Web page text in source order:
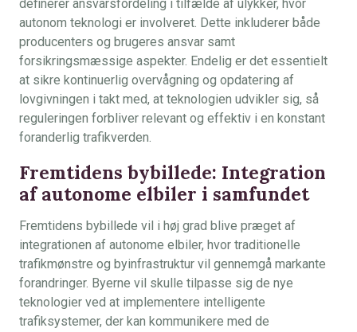
definerer ansvarsfordeling i tilfælde af ulykker, hvor
autonom teknologi er involveret. Dette inkluderer både
producenters og brugeres ansvar samt
forsikringsmæssige aspekter. Endelig er det essentielt
at sikre kontinuerlig overvågning og opdatering af
lovgivningen i takt med, at teknologien udvikler sig, så
reguleringen forbliver relevant og effektiv i en konstant
foranderlig trafikverden.
Fremtidens bybillede: Integration
af autonome elbiler i samfundet
Fremtidens bybillede vil i høj grad blive præget af
integrationen af autonome elbiler, hvor traditionelle
trafikmønstre og byinfrastruktur vil gennemgå markante
forandringer. Byerne vil skulle tilpasse sig de nye
teknologier ved at implementere intelligente
trafiksystemer, der kan kommunikere med de